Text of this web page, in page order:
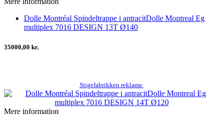
Dolle Montréal Spindeltrappe i antracitDolle Montreal Eg
multiplex 7016 DESIGN 13T Ø140
35000,00 kr.
Stigefabrikken reklame
Mere information